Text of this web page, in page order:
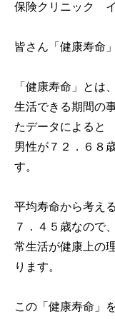
保険クリニック イ
皆さん「健康寿命
「健康寿命」とは
生活できる期間の
たデータによると
男性が７２．６８
す。
平均寿命から考え
７．４５歳なので
常生活が健康上の
ります。
この「健康寿命」